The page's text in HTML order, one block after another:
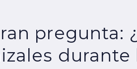
pregunta:
durante